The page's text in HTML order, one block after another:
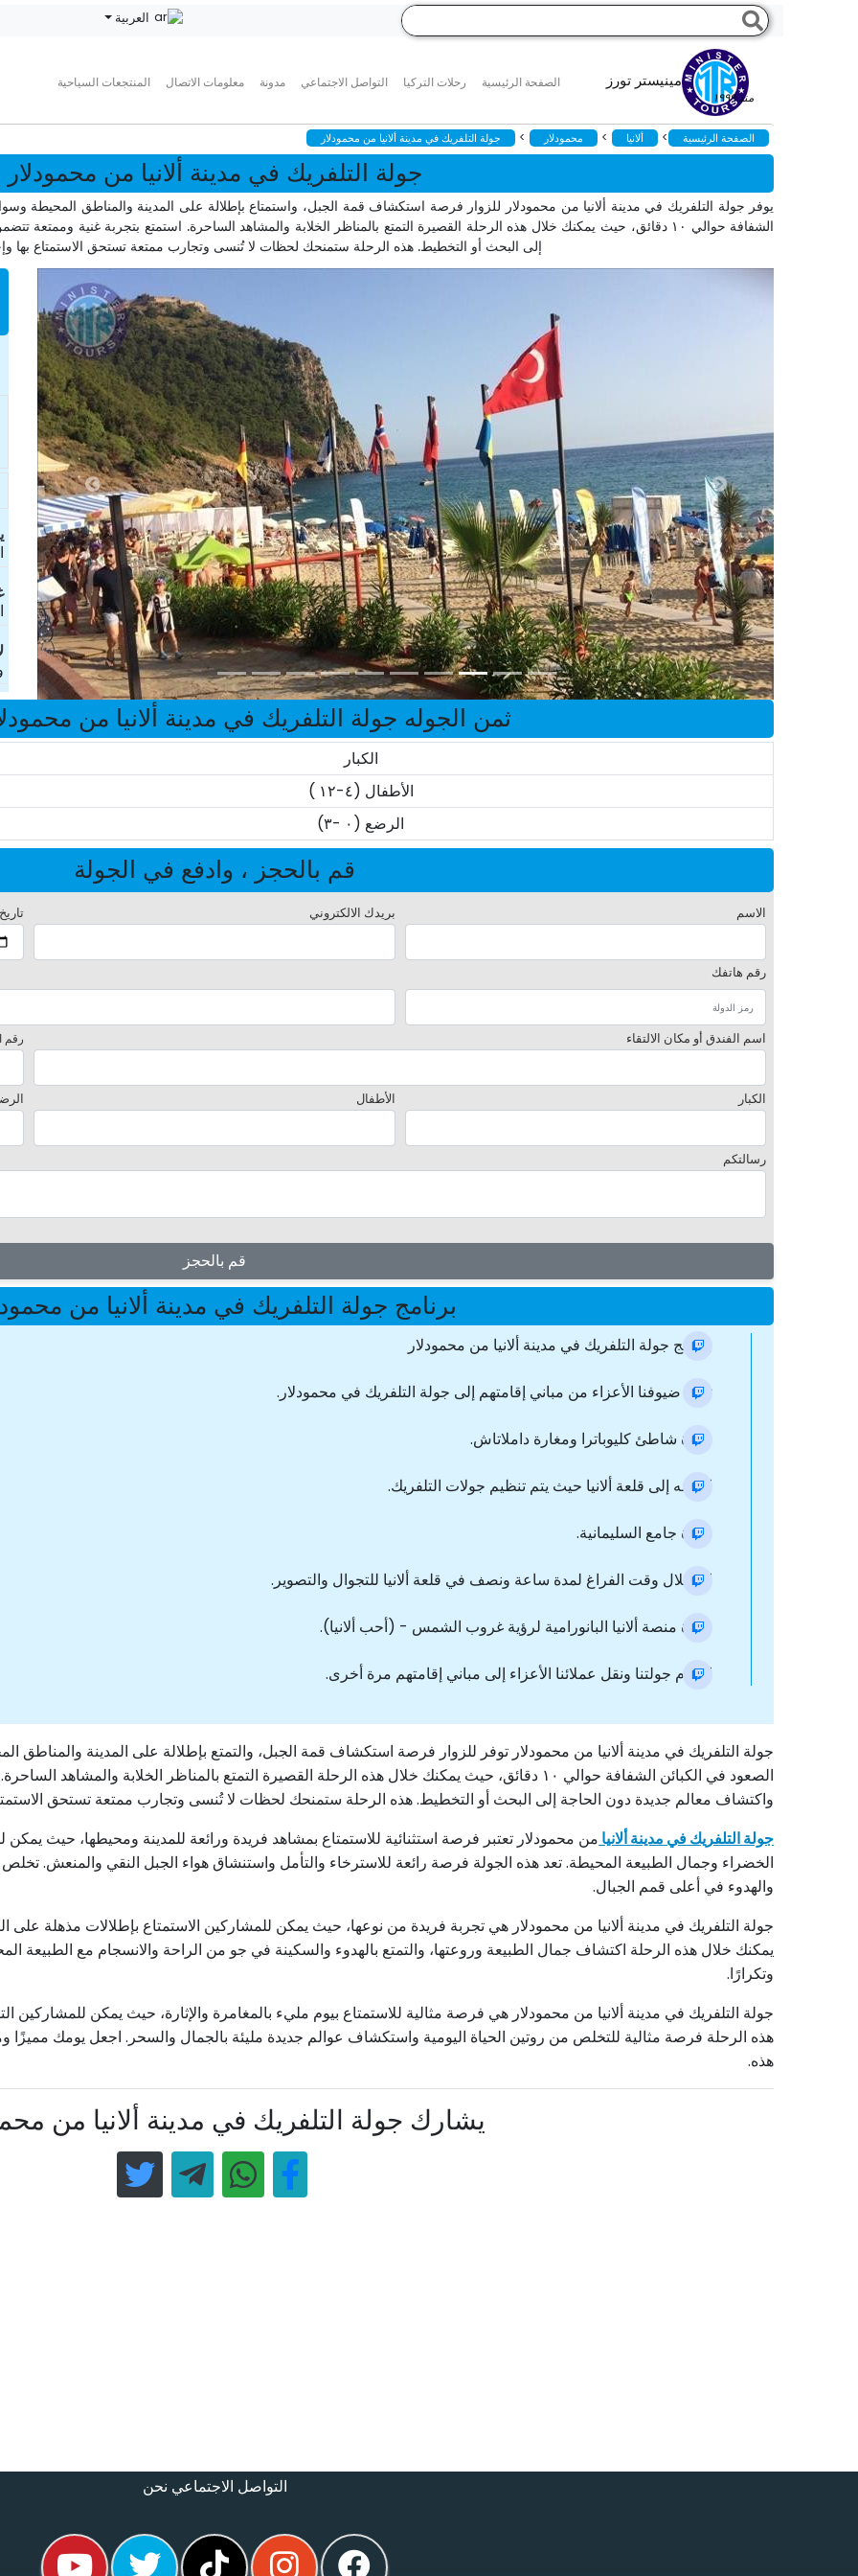
مينيستر تورز
منذ ١٩٩٩
الصفحة الرئيسية رحلات التركيا التواصل الاجتماعي مدونة معلومات الاتصال المنتجعات السياحية
العربية
الصفحة الرئيسية > ألانيا > محمودلار > جولة التلفريك في مدينة ألانيا من محمودلار
جولة التلفريك في مدينة ألانيا من محمودلار
يوفر جولة التلفريك في مدينة ألانيا من محمودلار للزوار فرصة استكشاف قمة الجبل، واستمتاع بإطلالة على المدينة والمناطق المحيطة
الشفافة حوالي ١٠ دقائق، حيث يمكنك خلال هذه الرحلة القصيرة التمتع بالمناظر الخلابة والمشاهد الساحرة. استمتع بتجربة غنية
إلى البحث أو التخطيط. هذه الرحلة ستمنحك لحظات لا تُنسى وتجارب ممتعة تستحق الاستمتاع بها
ثمن الجوله جولة التلفريك في مدينة ألانيا من محمودلار
الكبار
الأطفال (٤-١٢ )
الرضع (٠ -٣)
قم بالحجز ، وادفع في الجولة
الاسم بريدك الالكتروني
رقم هاتفك
اسم الفندق أو مكان الالتقاء رقم
الكبار الأطفال
رسالتكم
قم بالحجز
برنامج جولة التلفريك في مدينة ألانيا من
برنامج جولة التلفريك في مدينة ألانيا من محمودلار
تنقل ضيوفنا الأعزاء من مباني إقامتهم إلى جولة التلفريك في محمودلار.
زيارة شاطئ كليوباترا ومغارة داملاتاش.
التوجه إلى قلعة ألانيا حيث يتم تنظيم جولات التلفريك.
زيارة جامع السليمانية.
استغلال وقت الفراغ لمدة ساعة ونصف في قلعة ألانيا للتجوال والتصوير.
زيارة منصة ألانيا البانورامية لرؤية غروب الشمس - (أحب ألانيا).
اختتام جولتنا ونقل عملائنا الأعزاء إلى مباني إقامتهم مرة أخرى.
جولة التلفريك في مدينة ألانيا من محمودلار توفر للزوار فرصة استكشاف قمة الجبل، والتمتع بإطلالة على المدينة
الصعود في الكبائن الشفافة حوالي ١٠ دقائق، حيث يمكنك خلال هذه الرحلة القصيرة التمتع بالمناظر الخلابة
واكتشاف معالم جديدة دون الحاجة إلى البحث أو التخطيط. هذه الرحلة ستمنحك لحظات لا تُنسى وتجارب ممتعة تستحق الاستمتاع
جولة التلفريك في مدينة ألانيا من محمودلار تعتبر فرصة استثنائية للاستمتاع بمشاهد فريدة ورائعة للمدينة ومحيطها، حيث يمكن
الخضراء وجمال الطبيعة المحيطة. تعد هذه الجولة فرصة رائعة للاسترخاء والتأمل واستنشاق هواء الجبل النقي والمنعش.
والهدوء في أعلى قمم الجبال.
جولة التلفريك في مدينة ألانيا من محمودلار هي تجربة فريدة من نوعها، حيث يمكن للمشاركين الاستمتاع بإطلالات مذهلة على
يمكنك خلال هذه الرحلة اكتشاف جمال الطبيعة وروعتها، والتمتع بالهدوء والسكينة في جو من الراحة والانسجام مع الطبيعة
وتكرارًا.
جولة التلفريك في مدينة ألانيا من محمودلار هي فرصة مثالية للاستمتاع بيوم مليء بالمغامرة والإثارة، حيث يمكن للمشاركين
هذه الرحلة فرصة مثالية للتخلص من روتين الحياة اليومية واستكشاف عوالم جديدة مليئة بالجمال والسحر. اجعل يومك مميزًا
هذه.
يشارك جولة التلفريك في مدينة ألانيا من
التواصل الاجتماعي نحن